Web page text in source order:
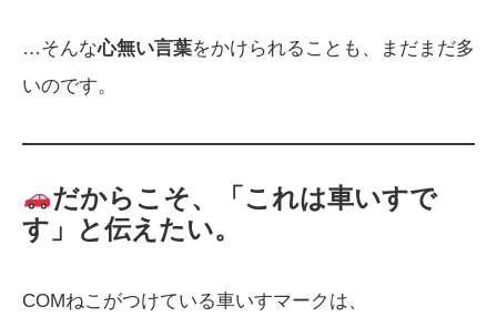
…そんな心無い言葉をかけられることも、まだまだ多
いのです。
だからこそ、「これは車いすで
す」と伝えたい。
COMねこがつけている車いすマークは、